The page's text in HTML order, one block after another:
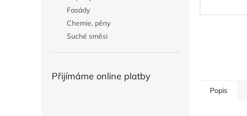
Fasády
Chemie, pěny
Suché směsi
Přijímáme online platby
Popis